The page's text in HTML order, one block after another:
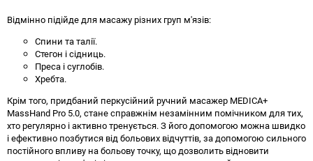
Відмінно підійде для масажу різних груп м'язів:
Спини та талії.
Стегон і сідниць.
Преса і суглобів.
Хребта.
Крім того, придбаний перкусійний ручний масажер MEDICA+
MassHand Pro 5.0, стане справжнім незамінним помічником для тих,
хто регулярно і активно тренується. З його допомогою можна швидко
і ефективно позбутися від больових відчуттів, за допомогою сильного
постійного впливу на больову точку, що дозволить відновити